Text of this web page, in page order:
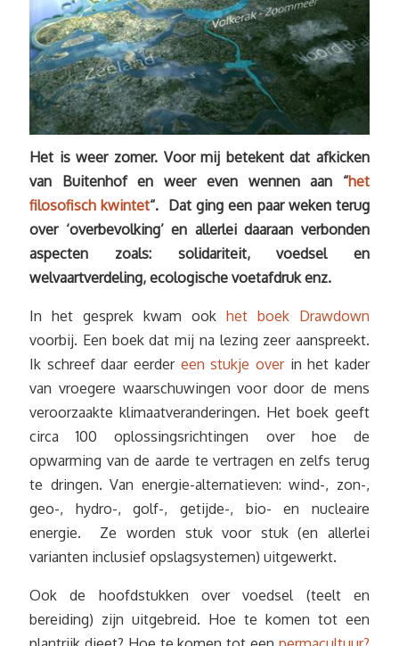
Het is weer zomer. Voor mij betekent dat afkicken
van Buitenhof en weer even wennen aan “het
filosofisch kwintet“. Dat ging een paar weken terug
over ‘overbevolking’ en allerlei daaraan verbonden
aspecten zoals: solidariteit, voedsel en
welvaartverdeling, ecologische voetafdruk enz.
In het gesprek kwam ook het boek Drawdown
voorbij. Een boek dat mij na lezing zeer aanspreekt.
Ik schreef daar eerder een stukje overin het kader
van vroegere waarschuwingen voor door de mens
veroorzaakte klimaatveranderingen. Het boek geeft
circa 100 oplossingsrichtingen over hoe de
opwarming van de aarde te vertragen en zelfs terug
te dringen. Van energie-alternatieven: wind-, zon-,
geo-, hydro-, golf-, getijde-, bio- en nucleaire
energie. Ze worden stuk voor stuk (en allerlei
varianten inclusief opslagsystemen) uitgewerkt.
Ook de hoofdstukken over voedsel (teelt en
bereiding) zijn uitgebreid. Hoe te komen tot een